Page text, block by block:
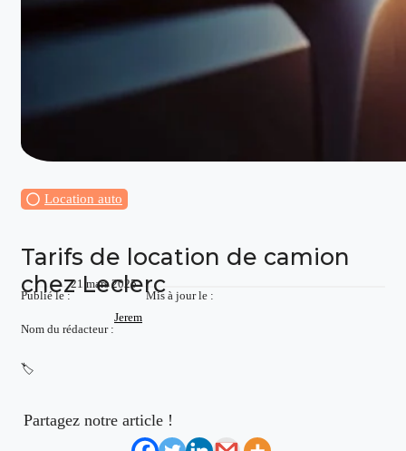
Location auto
Tarifs de location de camion
chez Leclerc
Publié le :
21 mars 2025
Mis à jour le :
Nom du rédacteur :
Jerem
🏷️
Partagez notre article !